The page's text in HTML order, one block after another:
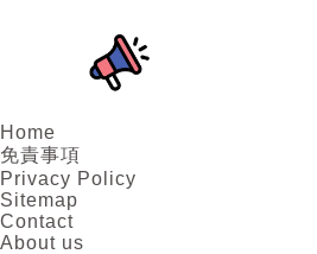
Home
免責事項
Privacy Policy
Sitemap
Contact
About us